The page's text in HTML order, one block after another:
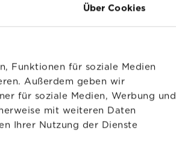
Über Cookies
Funktionen für soziale Medien
Außerdem geben wir
für soziale Medien, Werbung und
mit weiteren Daten
Ihrer Nutzung der Dienste